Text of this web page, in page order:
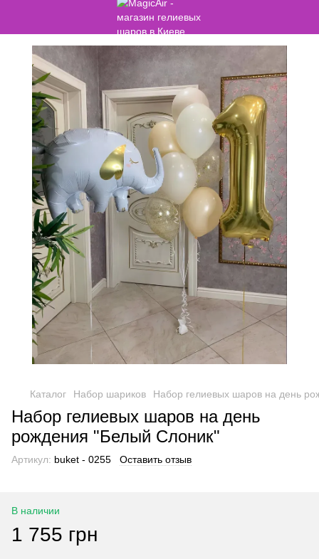
Каталог Набор шариков Набор гелиевых шаров на день
Набор гелиевых шаров на день
рождения "Белый Слоник"
Артикул: buket - 0255 Оставить отзыв
В наличии
1 755 грн